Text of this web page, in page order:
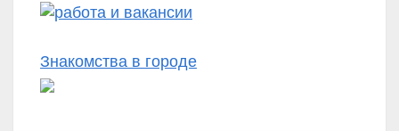
Знакомства в городе